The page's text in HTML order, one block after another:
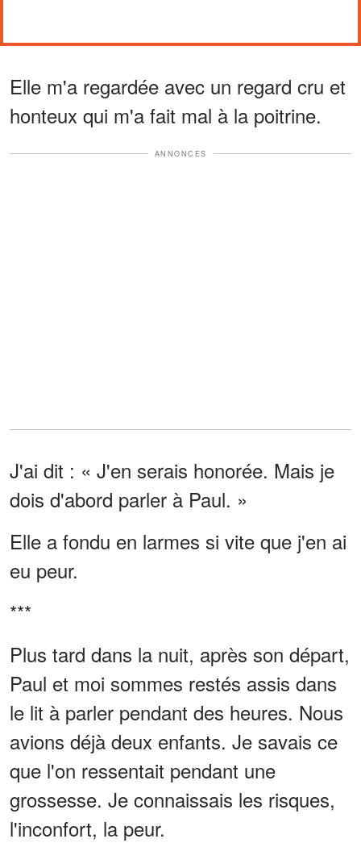
Elle m'a regardée avec un regard cru et
honteux qui m'a fait mal à la poitrine.
ANNONCES
J'ai dit : « J'en serais honorée. Mais je
dois d'abord parler à Paul. »
Elle a fondu en larmes si vite que j'en ai
eu peur.
***
Plus tard dans la nuit, après son départ,
Paul et moi sommes restés assis dans
le lit à parler pendant des heures. Nous
avions déjà deux enfants. Je savais ce
que l'on ressentait pendant une
grossesse. Je connaissais les risques,
l'inconfort, la peur.